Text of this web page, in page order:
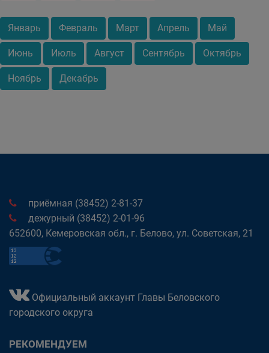
Январь Февраль Март Апрель Май
Июнь Июль Август Сентябрь Октябрь
Ноябрь Декабрь
приёмная (38452) 2-81-37
дежурный (38452) 2-01-96
652600, Кемеровская обл., г. Белово, ул. Советская, 21
Официальный аккаунт Главы Беловского
городского округа
РЕКОМЕНДУЕМ